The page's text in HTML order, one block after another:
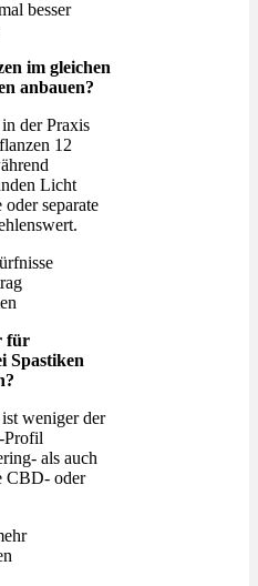
besser
im gleichen
anbauen?
der Praxis
12
Licht
separate
für
Spastiken
weniger der
-Profil
als auch
CBD- oder